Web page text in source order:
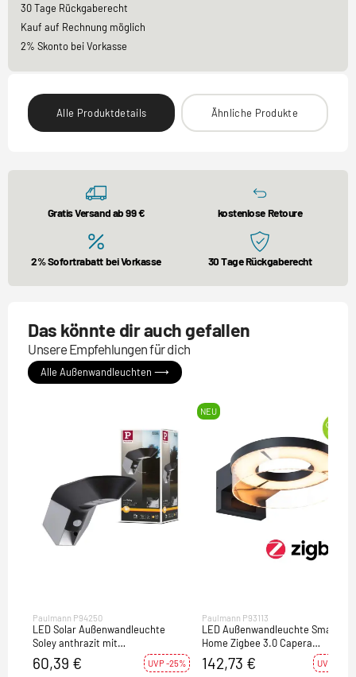
30 Tage Rückgaberecht
Kauf auf Rechnung möglich
2% Skonto bei Vorkasse
Alle Produktdetails Ähnliche Produkte
Gratis Versand ab 99 € kostenlose Retoure
2% Sofortrabatt bei Vorkasse 30 Tage Rückgaberecht
Das könnte dir auch gefallen
Unsere Empfehlungen für dich
Alle Außenwandleuchten ⟶
Paulmann P94250
LED Solar Außenwandleuchte
Soley anthrazit mit
Bewegungsmelder IP44 42lm
3000K
60,39 € UVP -25%
NEU
Paulmann P93113
LED Außenwandleuchte Smart
Home Zigbee 3.0 Capera
Bewegungsmelder
insektenfreundlich IP44 231mm
142,73 € UVP -25%